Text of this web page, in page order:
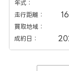
年式：
走行距離：
買取地域：
成約日：